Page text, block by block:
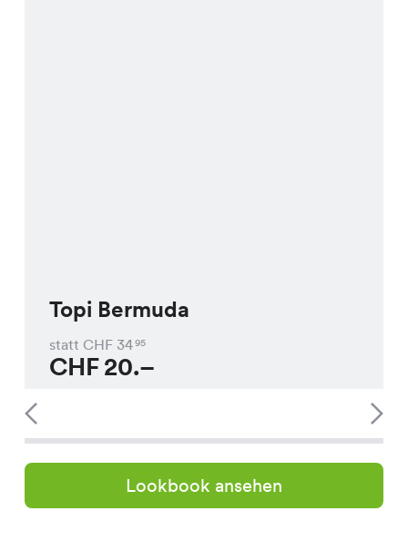
Topi Bermuda
statt CHF 3495
CHF20.–
Lookbook ansehen